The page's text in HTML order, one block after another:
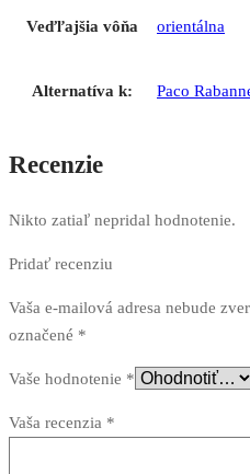
Veďľajšia vôňa orientálna
Alternatíva k: Paco
Recenzie
Nikto zatiaľ nepridal hodnotenie.
Pridať recenziu
Vaša e-mailová adresa nebude
označené *
Vaše hodnotenie *
Vaša recenzia *